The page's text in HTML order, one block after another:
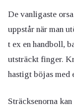
De vanligaste
uppstår när man
t ex en handboll,
utsträckt finger.
hastigt böjas med
Sträcksenorna